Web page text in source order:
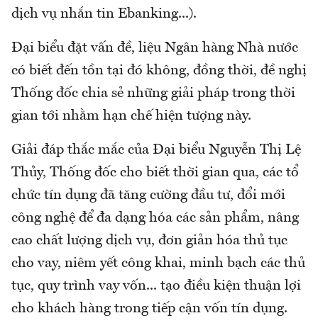
dịch vụ nhắn tin Ebanking...).
Đại biểu đặt vấn đề, liệu Ngân hàng Nhà nước
có biết đến tồn tại đó không, đồng thời, đề nghị
Thống đốc chia sẻ những giải pháp trong thời
gian tới nhằm hạn chế hiện tượng này.
Giải đáp thắc mắc của Đại biểu Nguyễn Thị Lệ
Thủy, Thống đốc cho biết thời gian qua, các tổ
chức tín dụng đã tăng cường đầu tư, đổi mới
công nghệ để đa dạng hóa các sản phẩm, nâng
cao chất lượng dịch vụ, đơn giản hóa thủ tục
cho vay, niêm yết công khai, minh bạch các thủ
tục, quy trình vay vốn... tạo điều kiện thuận lợi
cho khách hàng trong tiếp cận vốn tín dụng.